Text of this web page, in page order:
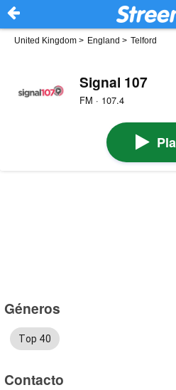
United Kingdom > England > Telford
Signal 107
FM · 107.4
Géneros
Top 40
Contacto